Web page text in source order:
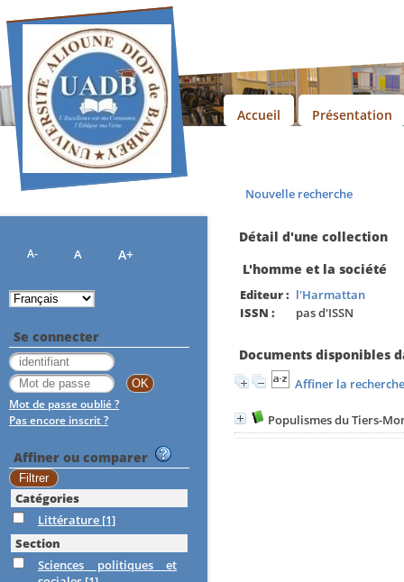
Nouvelle recherche
Détail d'une collection
L'homme et la société
Editeur : l'Harmattan
ISSN :
pas d'ISSN
Documents disponibles
Affiner la recherche
Populismes du Tiers-
Accueil Présentation
A- A A+
Se connecter
Mot de passe oublié ?
Pas encore inscrit ?
Affiner ou comparer
Catégories
Littérature [1]
Section
Sciences politiques et